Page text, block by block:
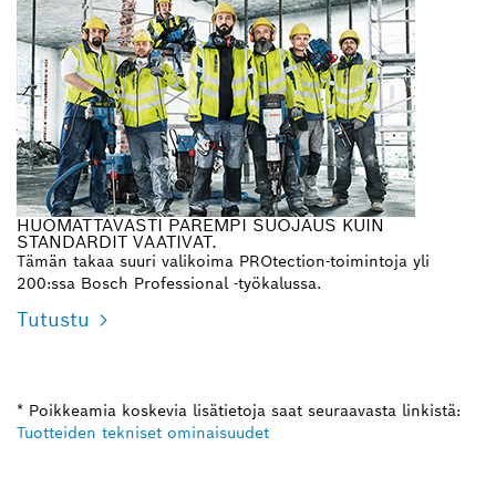
HUOMATTAVASTI PAREMPI SUOJAUS KUIN
STANDARDIT VAATIVAT.
Tämän takaa suuri valikoima PROtection-toimintoja yli
200:ssa Bosch Professional -työkalussa.
Tutustu
* Poikkeamia koskevia lisätietoja saat seuraavasta linkistä:
Tuotteiden tekniset ominaisuudet